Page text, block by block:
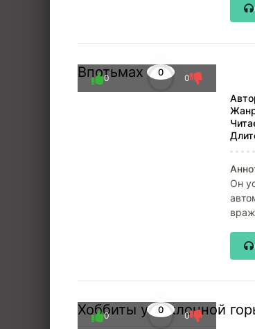
Впотьмах 0
0 0
Он
Хоббиты у наклонной
0
0 0